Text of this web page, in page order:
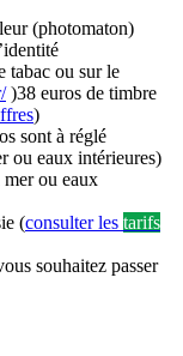
(photomaton)
tabac ou sur le
)38 euros de timbre
)
sont à réglé
ou eaux intérieures)
ou eaux
(consulter les tarifs
souhaitez passer